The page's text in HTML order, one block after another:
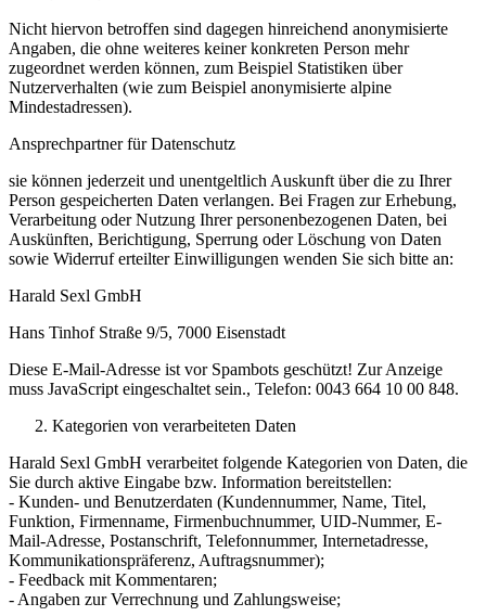
Nicht hiervon betroffen sind dagegen hinreichend anonymisierte
Angaben, die ohne weiteres keiner konkreten Person mehr
zugeordnet werden können, zum Beispiel Statistiken über
Nutzerverhalten (wie zum Beispiel anonymisierte alpine
Mindestadressen).
Ansprechpartner für Datenschutz
sie können jederzeit und unentgeltlich Auskunft über die zu Ihrer
Person gespeicherten Daten verlangen. Bei Fragen zur Erhebung,
Verarbeitung oder Nutzung Ihrer personenbezogenen Daten, bei
Auskünften, Berichtigung, Sperrung oder Löschung von Daten
sowie Widerruf erteilter Einwilligungen wenden Sie sich bitte an:
Harald Sexl GmbH
Hans Tinhof Straße 9/5, 7000 Eisenstadt
Diese E-Mail-Adresse ist vor Spambots geschützt! Zur Anzeige
muss JavaScript eingeschaltet sein., Telefon: 0043 664 10 00 848.
Kategorien von verarbeiteten Daten
Harald Sexl GmbH verarbeitet folgende Kategorien von Daten, die
Sie durch aktive Eingabe bzw. Information bereitstellen:
- Kunden- und Benutzerdaten (Kundennummer, Name, Titel,
Funktion, Firmenname, Firmenbuchnummer, UID-Nummer, E-
Mail-Adresse, Postanschrift, Telefonnummer, Internetadresse,
Kommunikationspräferenz, Auftragsnummer);
- Feedback mit Kommentaren;
- Angaben zur Verrechnung und Zahlungsweise;